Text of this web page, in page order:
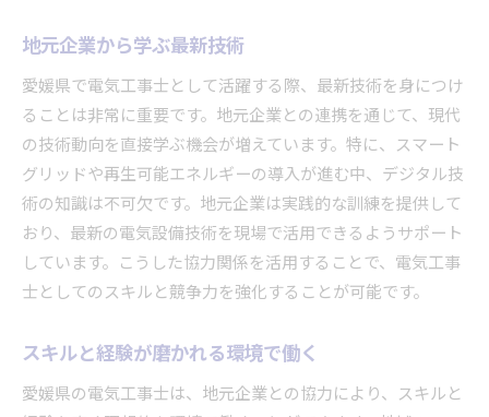
地元企業から学ぶ最新技術
愛媛県で電気工事士として活躍する際、最新技術を身につけ
ることは非常に重要です。地元企業との連携を通じて、現代
の技術動向を直接学ぶ機会が増えています。特に、スマート
グリッドや再生可能エネルギーの導入が進む中、デジタル技
術の知識は不可欠です。地元企業は実践的な訓練を提供して
おり、最新の電気設備技術を現場で活用できるようサポート
しています。こうした協力関係を活用することで、電気工事
士としてのスキルと競争力を強化することが可能です。
スキルと経験が磨かれる環境で働く
愛媛県の電気工事士は、地元企業との協力により、スキルと